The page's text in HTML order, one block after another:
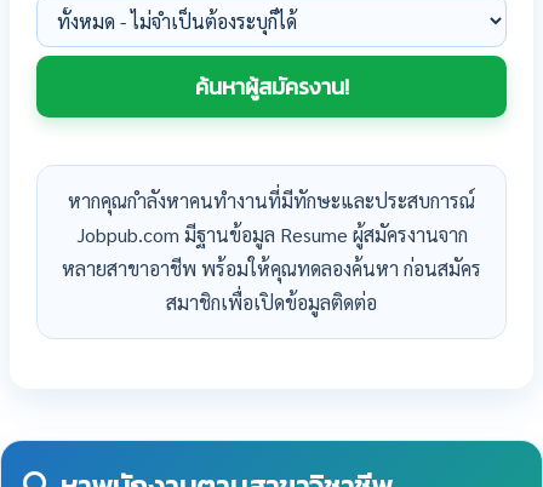
หากคุณกำลังหาคนทำงานที่มีทักษะและประสบการณ์
Jobpub.com มีฐานข้อมูล Resume ผู้สมัครงานจาก
หลายสาขาอาชีพ พร้อมให้คุณทดลองค้นหา ก่อนสมัคร
สมาชิกเพื่อเปิดข้อมูลติดต่อ